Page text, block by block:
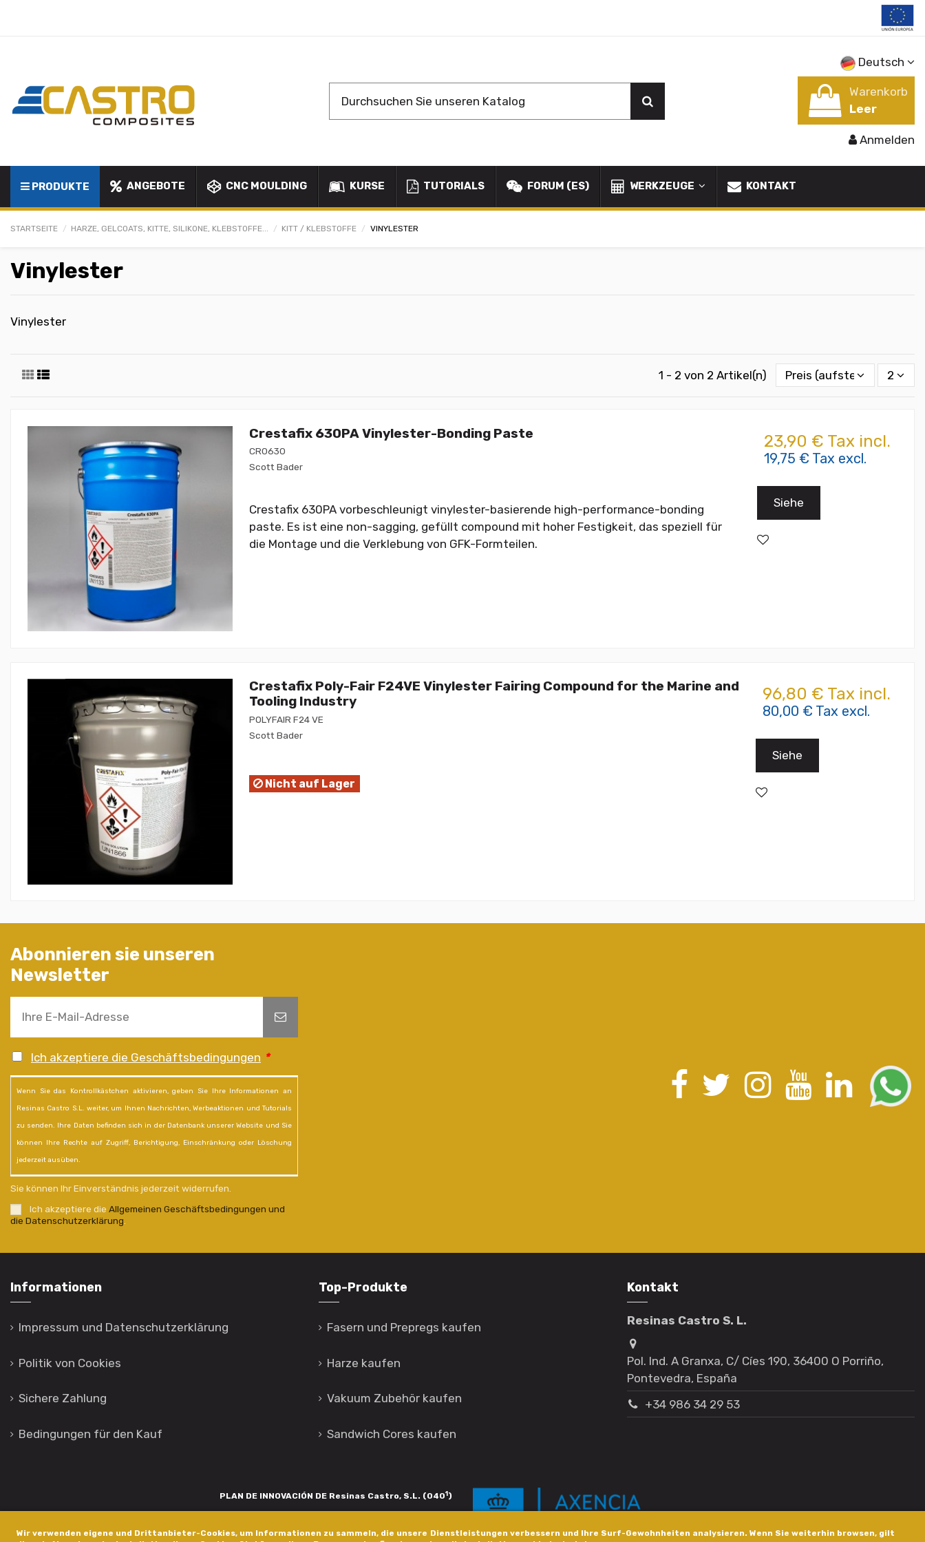
Wir verwenden eigene und Drittanbieter-Cookies, um Informationen zu sammeln, die unsere Dienstleistungen verbessern und Ihre Surf-Gewohnheiten analysieren. Wenn Sie weiterhin browsen, gilt
Deutsch
Warenkorb
Leer
Anmelden
PRODUKTE ANGEBOTE CNC MOULDING KURSE TUTORIALS FORUM (ES) WERKZEUGE KONTAKT
STARTSEITE HARZE, GELCOATS, KITTE, SILIKONE, KLEBSTOFFE... KITT / KLEBSTOFFE VINYLESTER
Vinylester
Vinylester
1 - 2 von 2 Artikel(n) Preis (aufsteigend)2
Crestafix 630PA Vinylester-Bonding Paste
CR0630
Scott Bader
Crestafix 630PA vorbeschleunigt vinylester-basierende high-performance-bonding
paste. Es ist eine non-sagging, gefüllt compound mit hoher Festigkeit, das speziell für
die Montage und die Verklebung von GFK-Formteilen.
23,90 € Tax incl.
19,75 € Tax excl.
Siehe
Crestafix Poly-Fair F24VE Vinylester Fairing Compound for the Marine and
Tooling Industry
POLYFAIR F24 VE
Scott Bader
Nicht auf Lager
96,80 € Tax incl.
80,00 € Tax excl.
Siehe
Abonnieren sie unseren
Newsletter
Ich akzeptiere die Geschäftsbedingungen *
Wenn Sie das Kontrollkästchen aktivieren, geben Sie Ihre Informationen an
Resinas Castro S.L. weiter, um Ihnen Nachrichten, Werbeaktionen und Tutorials
zu senden. Ihre Daten befinden sich in der Datenbank unserer Website und Sie
können Ihre Rechte auf Zugriff, Berichtigung, Einschränkung oder Löschung
jederzeit ausüben.
Sie können Ihr Einverständnis jederzeit widerrufen.
Ich akzeptiere die Allgemeinen Geschäftsbedingungen und
die Datenschutzerklärung
Informationen
Impressum und Datenschutzerklärung
Politik von Cookies
Sichere Zahlung
Bedingungen für den Kauf
Top-Produkte
Fasern und Prepregs kaufen
Harze kaufen
Vakuum Zubehör kaufen
Sandwich Cores kaufen
Kontakt
Resinas Castro S. L.
Pol. Ind. A Granxa, C/ Cíes 190, 36400 O Porriño,
Pontevedra, España
+34 986 34 29 53
PLAN DE INNOVACIÓN DE Resinas Castro, S.L. (0401 )
está financiada pola Xunta de Galicia, a través de axudas concedidas pola Axencia Galega de Innovación,